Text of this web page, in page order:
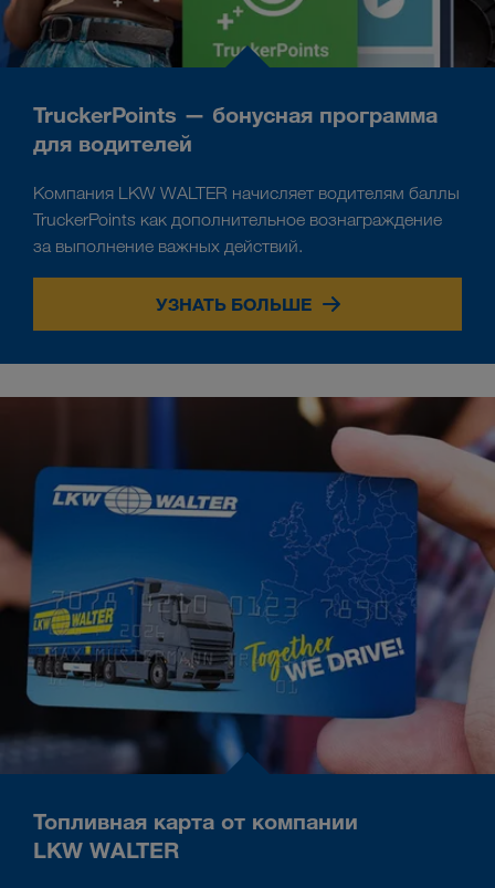
TruckerPoints — бонусная программа
для водителей
Компания LKW WALTER начисляет водителям баллы
TruckerPoints как дополнительное вознаграждение
за выполнение важных действий.
УЗНАТЬ БОЛЬШЕ
Топливная карта от компании
LKW WALTER